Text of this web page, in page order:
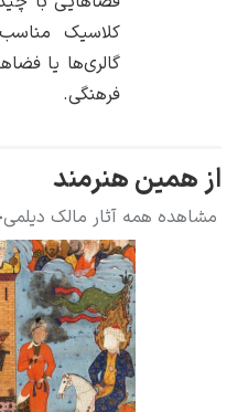
کلاسیک
گالری‌ها یا
فرهنگی.
از همین هنرمند
مشاهده همه آثار مالک دیلمی